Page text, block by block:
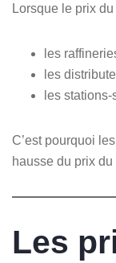
Lorsque le prix
les
les
les
C’est pourquoi
hausse du prix du
Les